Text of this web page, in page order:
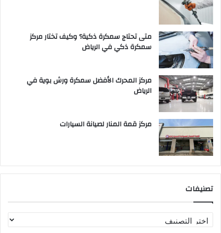
متى تحتاج سمكرة ذكية؟ وكيف تختار مركز
سمكرة ذكي في الرياض
مركز المحرك الأفضل سمكرة ورش بوية في
الرياض
مركز قمة المنار لصيانة السيارات
تصنيفات
ص